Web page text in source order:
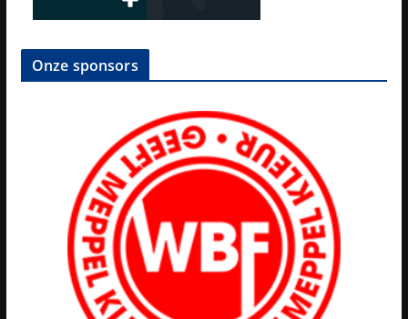
Onze sponsors